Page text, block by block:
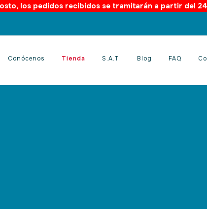
los pedidos recibidos se tramitarán a partir del
Conócenos Tienda S.A.T. Blog FAQ